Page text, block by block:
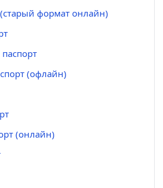
формат онлайн)
(офлайн)
(онлайн)